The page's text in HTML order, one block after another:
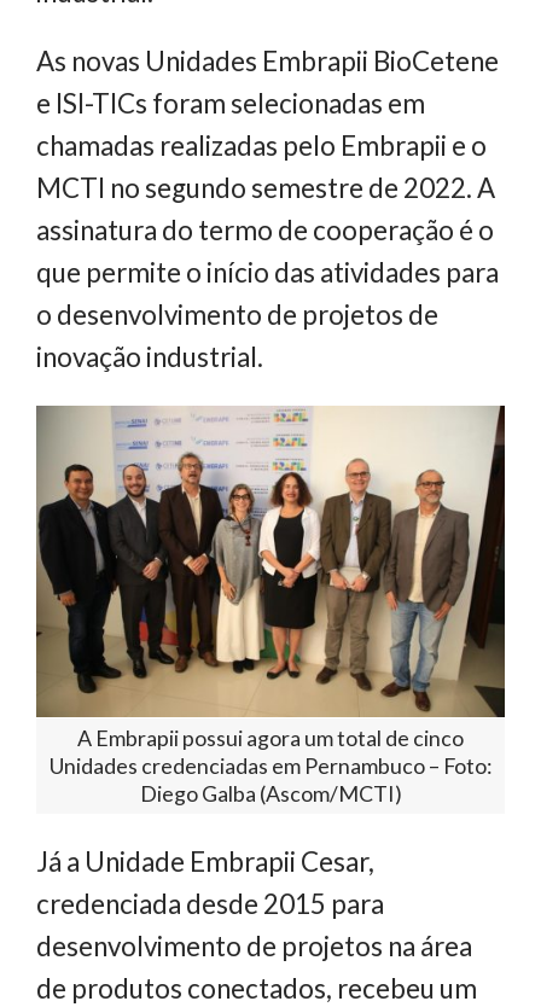
As novas Unidades Embrapii BioCetene
e ISI-TICs foram selecionadas em
chamadas realizadas pelo Embrapii e o
MCTI no segundo semestre de 2022. A
assinatura do termo de cooperação é o
que permite o início das atividades para
o desenvolvimento de projetos de
inovação industrial.
A Embrapii possui agora um total de cinco
Unidades credenciadas em Pernambuco – Foto:
Diego Galba (Ascom/MCTI)
Já a Unidade Embrapii Cesar,
credenciada desde 2015 para
desenvolvimento de projetos na área
de produtos conectados, recebeu um